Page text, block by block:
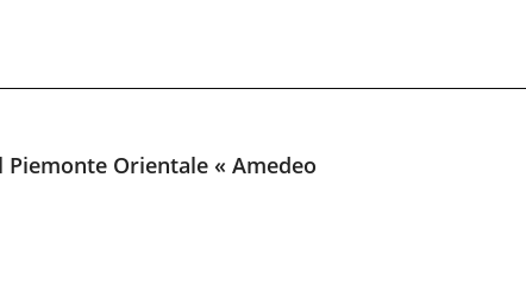
Orientale « Amedeo